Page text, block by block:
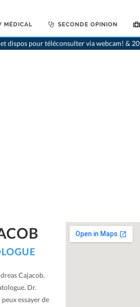
MÉDICAL SECONDE OPINION
dispos pour téléconsulter via webcam! & 20
Cajacob.
Dr.
essayer de